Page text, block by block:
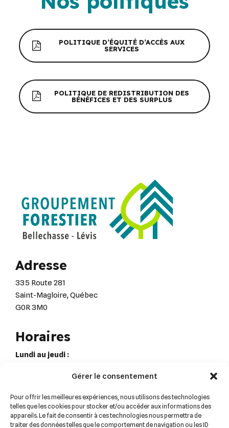
Gérer le consentement
Pour offrir les meilleures expériences, nous utilisons des technologies
telles que les cookies pour stocker et/ou accéder aux informations des
appareils. Le fait de consentir à ces technologies nous permettra de
traiter des données telles que le comportement de navigation ou les ID
POLITIQUE D’ÉQUITÉ D’ACCÈS AUX
SERVICES
POLITIQUE DE REDISTRIBUTION DES
BÉNÉFICES ET DES SURPLUS
Adresse
335 Route 281
Saint-Magloire, Québec
G0R 3M0
Horaires
Lundi au jeudi :
Contactez-nous !